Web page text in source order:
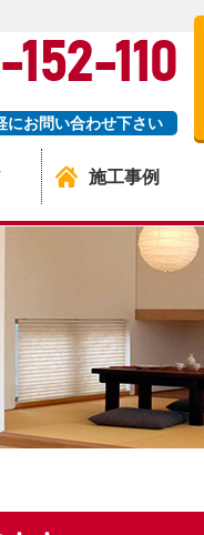
152-110
にお問い合わせ下さい
施工事例